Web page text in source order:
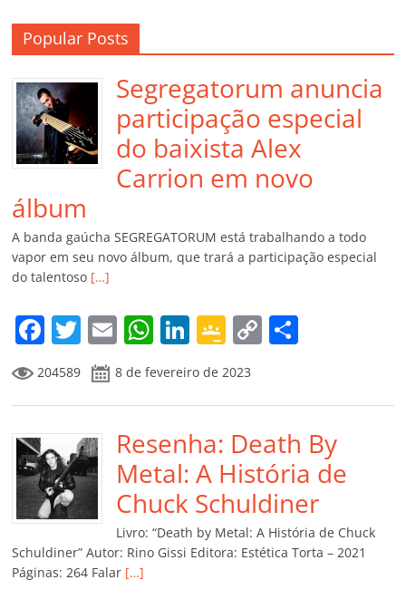
Popular Posts
Segregatorum anuncia
participação especial
do baixista Alex
Carrion em novo
álbum
A banda gaúcha SEGREGATORUM está trabalhando a todo
vapor em seu novo álbum, que trará a participação especial
do talentoso […]
F
a
c
e
b
o
o
k
T
w
itt
er
E
m
ai
l
W
at
s
A
p
p
Li
k
e
dI
n
G
o
o
gl
e
Cl
a
ss
ro
C
y
Li
n
k
p
ar
til
h
ar
204589 8 de fevereiro de 2023
Resenha: Death By
Metal: A História de
Chuck Schuldiner
Livro: “Death by Metal: A História de Chuck
Schuldiner” Autor: Rino Gissi Editora: Estética Torta – 2021
Páginas: 264 Falar […]